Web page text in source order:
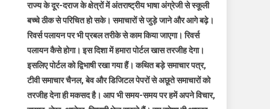
राज्य के दूर-दराज के क्षेत्रों में अंतराष्ट्रीय भाषा अंग्रेजी से स्कूली
बच्चे ठीक से परिचित हो सके। समाचारों से जुड़े जाने और आगे बढ़े।
रिवर्स पलायन पर भी प्रबल तरीके से काम किया जाएगा। रिवर्स
पलायन कैसे होगा। इस दिशा में हमारा पोर्टल खास तरजीह देगा।
इसलिए पोर्टल को द्विभाषी रखा गया हैं। कथित बड़े समाचार पत्र,
टीवी समाचार चैनल, बेव और डिजिटल पेपरों से अछूते समाचारों को
तरजीह देना ही मकसद है। आप भी समय-समय पर हमें अपने विचार,